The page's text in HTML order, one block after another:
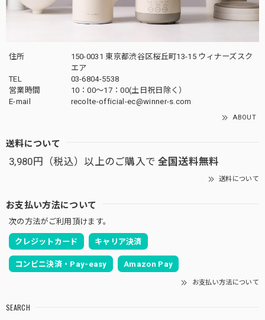
住所
150-0031 東京都渋谷区桜丘町13-15 ウィナーズスク
エア
TEL
03-6804-5538
営業時間
10：00〜17：00(土日祝日除く）
E-mail
recolte-official-ec@winner-s.com
ABOUT
送料について
3,980円（税込）以上のご購入で 全国送料無料
送料について
お支払い方法について
次の方法がご利用頂けます。
クレジットカード キャリア決済
コンビニ決済・Pay-easy Amazon Pay
お支払い方法について
SEARCH